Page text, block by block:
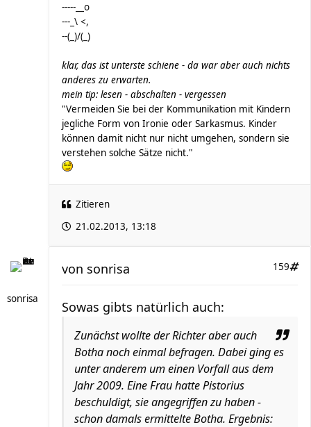
-----__o
---_\ <,
--(_)/(_)
klar, das ist unterste schiene - da war aber auch nichts
anderes zu erwarten.
mein tip: lesen - abschalten - vergessen
"Vermeiden Sie bei der Kommunikation mit Kindern
jegliche Form von Ironie oder Sarkasmus. Kinder
können damit nicht nur nicht umgehen, sondern sie
verstehen solche Sätze nicht."
Zitieren
21.02.2013, 13:18
sonrisa
159
von sonrisa
Sowas gibts natürlich auch:
Zunächst wollte der Richter aber auch
Botha noch einmal befragen. Dabei ging es
unter anderem um einen Vorfall aus dem
Jahr 2009. Eine Frau hatte Pistorius
beschuldigt, sie angegriffen zu haben -
schon damals ermittelte Botha. Ergebnis: